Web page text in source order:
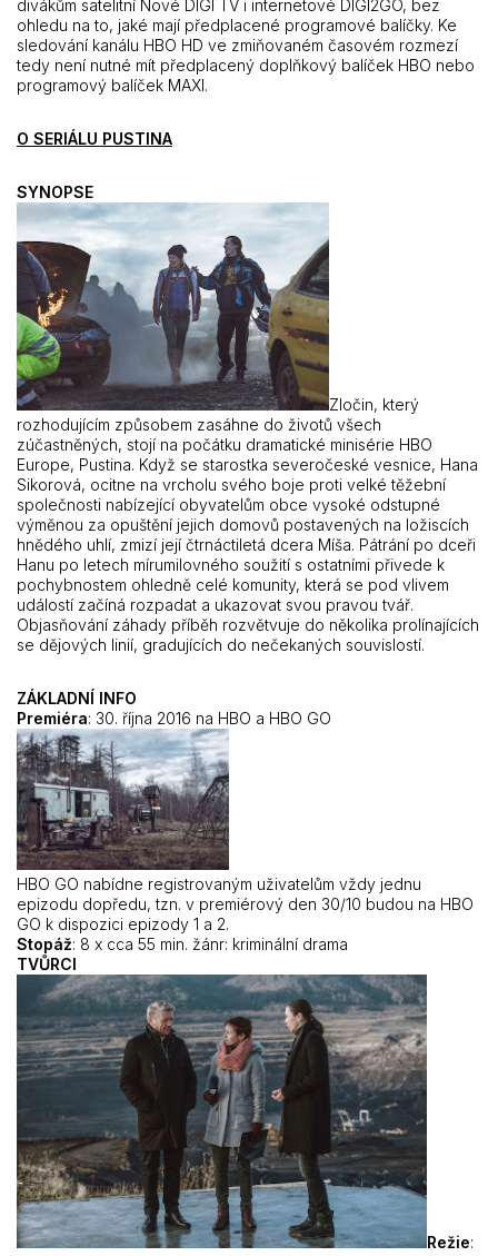
divákům satelitní Nové DIGI TV i internetové DIGI2GO, bez
ohledu na to, jaké mají předplacené programové balíčky. Ke
sledování kanálu HBO HD ve zmiňovaném časovém rozmezí
tedy není nutné mít předplacený doplňkový balíček HBO nebo
programový balíček MAXI.
O SERIÁLU PUSTINA
SYNOPSE
Zločin, který
rozhodujícím způsobem zasáhne do životů všech
zúčastněných, stojí na počátku dramatické minisérie HBO
Europe, Pustina. Když se starostka severočeské vesnice, Hana
Sikorová, ocitne na vrcholu svého boje proti velké těžební
společnosti nabízející obyvatelům obce vysoké odstupné
výměnou za opuštění jejich domovů postavených na ložiscích
hnědého uhlí, zmizí její čtrnáctiletá dcera Míša. Pátrání po dceři
Hanu po letech mírumilovného soužití s ostatními přivede k
pochybnostem ohledně celé komunity, která se pod vlivem
událostí začíná rozpadat a ukazovat svou pravou tvář.
Objasňování záhady příběh rozvětvuje do několika prolínajících
se dějových linií, gradujících do nečekaných souvislostí.
ZÁKLADNÍ INFO
Premiéra: 30. října 2016 na HBO a HBO GO
HBO GO nabídne registrovaným uživatelům vždy jednu
epizodu dopředu, tzn. v premiérový den 30/10 budou na HBO
GO k dispozici epizody 1 a 2.
Stopáž: 8 x cca 55 min. žánr: kriminální drama
TVŮRCI
Režie: